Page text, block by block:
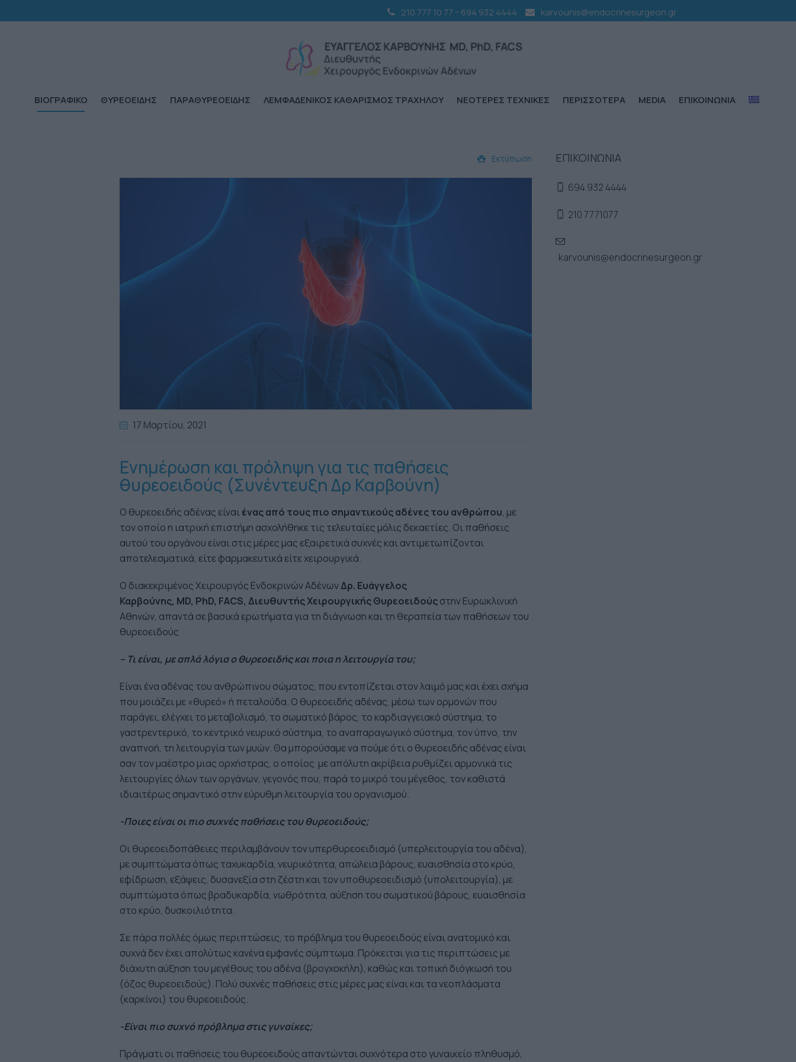
210 777 10 77 - 694 932 4444 karvounis@endocrinesurgeon.gr
ΒΙΟΓΡΑΦΙΚΟ ΘΥΡΕΟΕΙΔΗΣ ΠΑΡΑΘΥΡΕΟΕΙΔΗΣ ΛΕΜΦΑΔΕΝΙΚΟΣ ΚΑΘΑΡΙΣΜΟΣ ΤΡΑΧΗΛΟΥ ΝΕΟΤΕΡΕΣ ΤΕΧΝΙΚΕΣ ΠΕΡΙΣΣΟΤΕΡΑ MEDIA ΕΠΙΚΟΙΝΩΝΙΑ
Εκτύπωση
17 Μαρτίου, 2021
Ενημέρωση και πρόληψη για τις παθήσεις
θυρεοειδούς (Συνέντευξη Δρ Καρβούνη)
Ο θυρεοειδής αδένας είναιένας από τους πιο σημαντικούς αδένες του ανθρώπου, με
τον οποίο η ιατρική επιστήμη ασχολήθηκε τις τελευταίες μόλις δεκαετίες. Οι παθήσεις
αυτού του οργάνου είναι στις μέρες μας εξαιρετικά συχνές και αντιμετωπίζονται
αποτελεσματικά, είτε φαρμακευτικά είτε χειρουργικά.
Ο διακεκριμένος Χειρουργός Ενδοκρινών ΑδένωνΔρ. Ευάγγελος
Καρβούνης, MD, PhD, FACS, Διευθυντής Χειρουργικής Θυρεοειδούςστην Ευρωκλινική
Αθηνών, απαντά σε βασικά ερωτήματα για τη διάγνωση και τη θεραπεία των παθήσεων του
θυρεοειδούς
– Τι είναι, με απλά λόγια ο θυρεοειδής και ποια η λειτουργία του;
Είναι ένα αδένας του ανθρώπινου σώματος, που εντοπίζεται στον λαιμό μας και έχει σχήμα
που μοιάζει με «θυρεό» ή πεταλούδα. Ο θυρεοειδής αδένας, μέσω των ορμονών που
παράγει, ελέγχει το μεταβολισμό, το σωματικό βάρος, το καρδιαγγειακό σύστημα, το
γαστρεντερικό, το κεντρικό νευρικό σύστημα, το αναπαραγωγικό σύστημα, τον ύπνο, την
αναπνοή, τη λειτουργία των μυών. Θα μπορούσαμε να πούμε ότι ο θυρεοειδής αδένας είναι
σαν τον μαέστρο μιας ορχήστρας, ο οποίος με απόλυτη ακρίβεια ρυθμίζει αρμονικά τις
λειτουργίες όλων των οργάνων, γεγονός που, παρά το μικρό του μέγεθος, τον καθιστά
ιδιαιτέρως σημαντικό στην εύρυθμη λειτουργία του οργανισμού.
-Ποιες είναι οι πιο συχνές παθήσεις του θυρεοειδούς;
Οι θυρεοειδοπάθειες περιλαμβάνουν τον υπερθυρεοειδισμό (υπερλειτουργία του αδένα),
με συμπτώματα όπως ταχυκαρδία, νευρικότητα, απώλεια βάρους, ευαισθησία στο κρύο,
εφίδρωση, εξάψεις, δυσανεξία στη ζέστη και τον υποθυρεοειδισμό (υπολειτουργία), με
συμπτώματα όπως βραδυκαρδία, νωθρότητα, αύξηση του σωματικού βάρους, ευαισθησία
στο κρύο, δυσκοιλιότητα.
Σε πάρα πολλές όμως περιπτώσεις, το πρόβλημα του θυρεοειδούς είναι ανατομικό και
συχνά δεν έχει απολύτως κανένα εμφανές σύμπτωμα. Πρόκειται για τις περιπτώσεις με
διάχυτη αύξηση του μεγέθους του αδένα (βρογχοκήλη), καθώς και τοπική διόγκωσή του
(όζος θυρεοειδούς). Πολύ συχνές παθήσεις στις μέρες μας είναι και τα νεοπλάσματα
(καρκίνοι) του θυρεοειδούς.
-Είναι πιο συχνό πρόβλημα στις γυναίκες;
Πράγματι οι παθήσεις του θυρεοειδούς απαντώνται συχνότερα στο γυναικείο πληθυσμό,
ΕΠΙΚΟΙΝΩΝΙΑ
694 932 4444
210 7771077
karvounis@endocrinesurgeon.gr